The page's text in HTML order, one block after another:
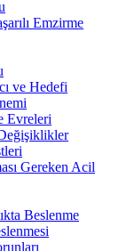
Emzirme
ve Hedefi
Evreleri
Gereken Acil
Beslenme